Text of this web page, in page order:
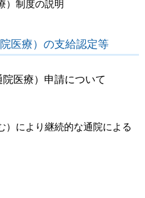
）制度の説明
医療）の支給認定等
医療）申請について
により継続的な通院による